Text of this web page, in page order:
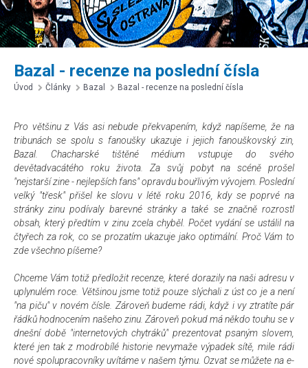
Bazal - recenze na poslední čísla
Úvod Články Bazal Bazal - recenze na poslední čísla
Pro většinu z Vás asi nebude překvapením, když napíšeme, že na
tribunách se spolu s fanoušky ukazuje i jejich fanouškovský zin,
Bazal. Chacharské tištěné médium vstupuje do svého
devětadvacátého roku života. Za svůj pobyt na scéně prošel
"nejstarší zine - nejlepších fans" opravdu bouřlivým vývojem. Poslední
velký "třesk" přišel ke slovu v létě roku 2016, kdy se poprvé na
stránky zinu podívaly barevné stránky a také se značně rozrostl
obsah, který předtím v zinu zcela chyběl. Počet vydání se ustálil na
čtyřech za rok, co se prozatím ukazuje jako optimální. Proč Vám to
zde všechno píšeme?
Chceme Vám totiž předložit recenze, které dorazily na naši adresu v
uplynulém roce. Většinou jsme totiž pouze slýchali z úst co je a není
"na piču" v novém čísle. Zároveň budeme rádi, když i vy ztratíte pár
řádků hodnocením našeho zinu. Zároveň pokud má někdo touhu se v
dnešní době "internetových chytráků" prezentovat psaným slovem,
které jen tak z modrobílé historie nevymaže výpadek sítě, mile rádi
nové spolupracovníky uvítáme v našem týmu. Ozvat se můžete na e-